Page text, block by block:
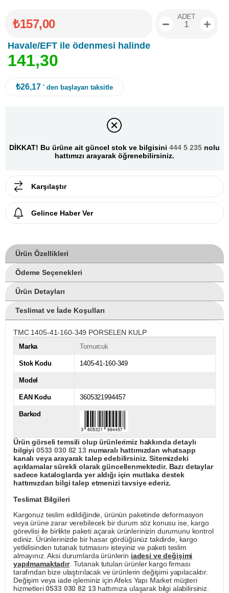
₺157,00
Havale/EFT ile ödenmesi halinde
141,30
ADET
₺26,17 ' den başlayan taksitle
DİKKAT! Bu ürüne ait güncel stok ve bilgisini 444 5 235 nolu
hattımızı arayarak öğrenebilirsiniz.
Karşılaştır
Gelince Haber Ver
Ürün Özellikleri
Ödeme Seçenekleri
Ürün Detayları
Teslimat ve İade Koşulları
TMC 1405-41-160-349 PORSELEN KULP
Marka Tomurcuk
Stok Kodu 1405-41-160-349
Model
EAN Kodu 3605321994457
Barkod
Ürün görseli temsili olup ürünlerimiz hakkında detaylı
bilgiyi 0533 030 82 13numaralı hattımızdan whatsapp
kanalı veya arayarak talep edebilirsiniz. Sitemizdeki
açıklamalar sürekli olarak güncellenmektedir. Bazı detaylar
sadece kataloglarda yer aldığı için mutlaka destek
hattımızdan bilgi talep etmenizi tavsiye ederiz.
Teslimat Bilgileri
Kargonuz teslim edildiğinde, ürünün paketinde deformasyon
veya ürüne zarar verebilecek bir durum söz konusu ise, kargo
görevlisi ile birlikte paketi açarak ürünlerinizin durumunu kontrol
ediniz. Ürünlerinizde bir hasar gördüğünüz takdirde, kargo
yetkilisinden tutanak tutmasını isteyiniz ve paketi teslim
almayınız. Aksi durumlarda ürünlerin iadesi ve değişimi
yapılmamaktadır. Tutanak tutulan ürünler kargo firması
tarafından bize ulaştırılacak ve ürünlerin değişimi yapılacaktır.
Değişim veya iade işleminiz için Afeks Yapı Market müşteri
hizmetleri0533 030 82 13hattımıza ulaşarak bilgi alabilirsiniz.